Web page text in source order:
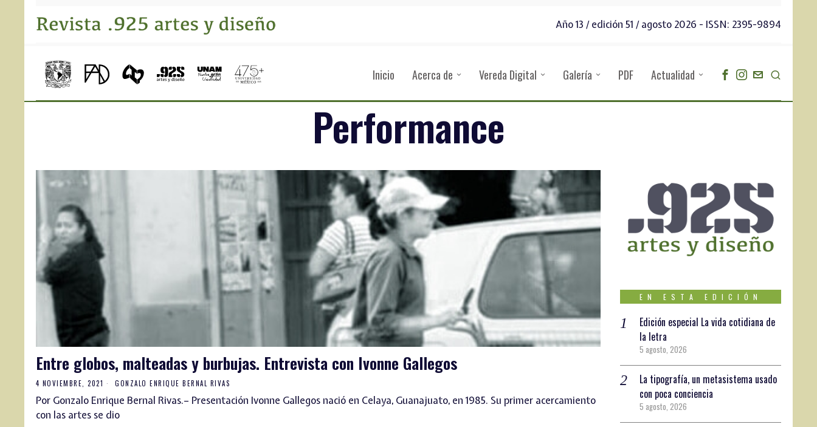
Año 13 / edición 51 / agosto 2026 - ISSN: 2395-9894
Inicio Acerca de Vereda Digital Galería PDF Actualidad
Performance
Entre globos, malteadas y burbujas. Entrevista con Ivonne Gallegos
4 NOVIEMBRE, 2021 GONZALO ENRIQUE BERNAL RIVAS
Por Gonzalo Enrique Bernal Rivas.– Presentación Ivonne Gallegos nació en Celaya, Guanajuato, en 1985. Su primer acercamiento
con las artes se dio
EN ESTA EDICIÓN
Edición especial La vida cotidiana de
la letra
5 agosto, 2026
La tipografía, un metasistema usado
con poca conciencia
5 agosto, 2026